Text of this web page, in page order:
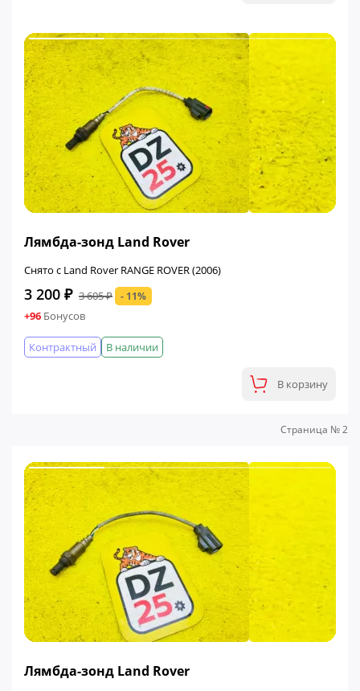
Лямбда-зонд Land Rover
Снято с Land Rover RANGE ROVER (2006)
3 200 ₽ 3 605 ₽ - 11%
+96 Бонусов
В наличии
Контрактный
В корзину
Страница № 2
Лямбда-зонд Land Rover